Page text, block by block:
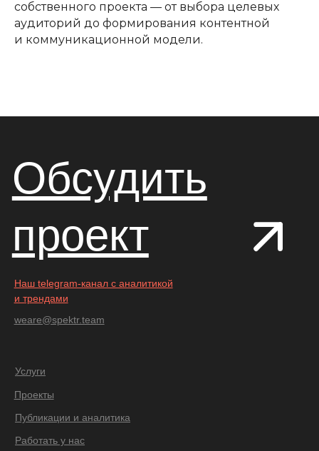
собственного проекта — от выбора целевых
аудиторий до формирования контентной
и коммуникационной модели.